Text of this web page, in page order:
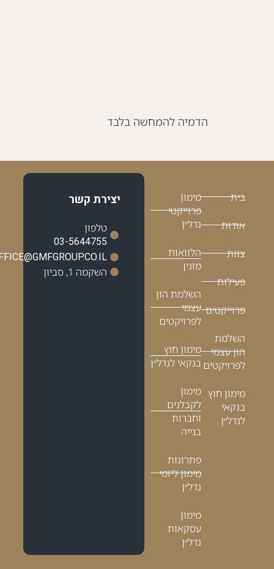
הדמיה להמחשה בלבד
בית
אודות
צוות
פעילות
פרוייקטים
השלמת
הון עצמי
לפרויקטים
מימון חוץ
בנקאי
לנדל״ן
מימון
פרוייקטי
נדל״ן
הלוואות
מזנין
השלמת הון
עצמי
לפרויקטים
מימון חוץ
בנקאי לנדל״ן
מימון
לקבלנים
וחברות
בנייה
פתרונות
מימון ליזמי
נדל״ן
מימון
עסקאות
נדל״ן
יצירת קשר
טלפון
03-5644755
OFFICE@GMFGROUP.CO.IL
השקמה 1, סביון